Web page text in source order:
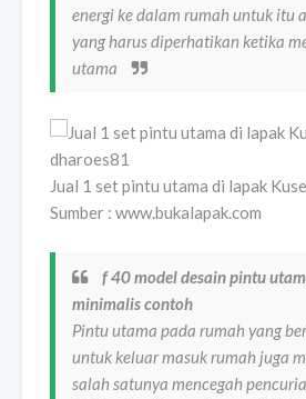
energi ke dalam rumah untuk itu
yang harus diperhatikan ketika
utama
Jual 1 set pintu utama di lapak
Sumber : www.bukalapak.com
f 40 model desain pintu
minimalis contoh
Pintu utama pada rumah yang
untuk keluar masuk rumah juga
salah satunya mencegah